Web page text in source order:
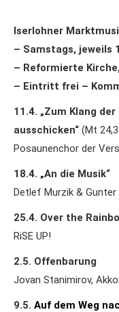
Iserlohner
– Samstags, jeweils
– Reformierte
– Eintritt frei –
11.4. „Zum Klang
ausschicken“ (Mt
Posaunenchor der
18.4. „An die Musik“
Detlef Murzik & Gunter
25.4. Over the
RiSE UP!
2.5. Offenbarung
Jovan Stanimirov,
9.5. Auf dem Weg